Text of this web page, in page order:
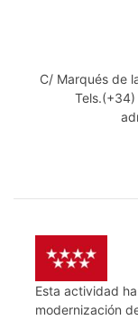
C/ Marqués de
Esta actividad
modernización